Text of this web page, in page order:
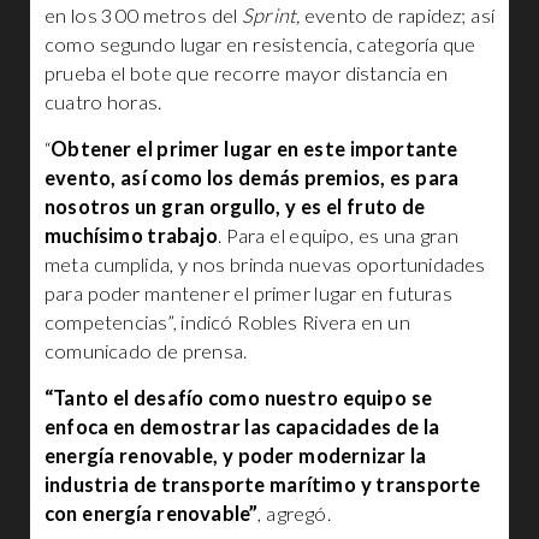
en los 300 metros del Sprint, evento de rapidez; así
como segundo lugar en resistencia, categoría que
prueba el bote que recorre mayor distancia en
cuatro horas.
“Obtener el primer lugar en este importante
evento, así como los demás premios, es para
nosotros un gran orgullo, y es el fruto de
muchísimo trabajo. Para el equipo, es una gran
meta cumplida, y nos brinda nuevas oportunidades
para poder mantener el primer lugar en futuras
competencias”, indicó Robles Rivera en un
comunicado de prensa.
“Tanto el desafío como nuestro equipo se
enfoca en demostrar las capacidades de la
energía renovable, y poder modernizar la
industria de transporte marítimo y transporte
con energía renovable”, agregó.